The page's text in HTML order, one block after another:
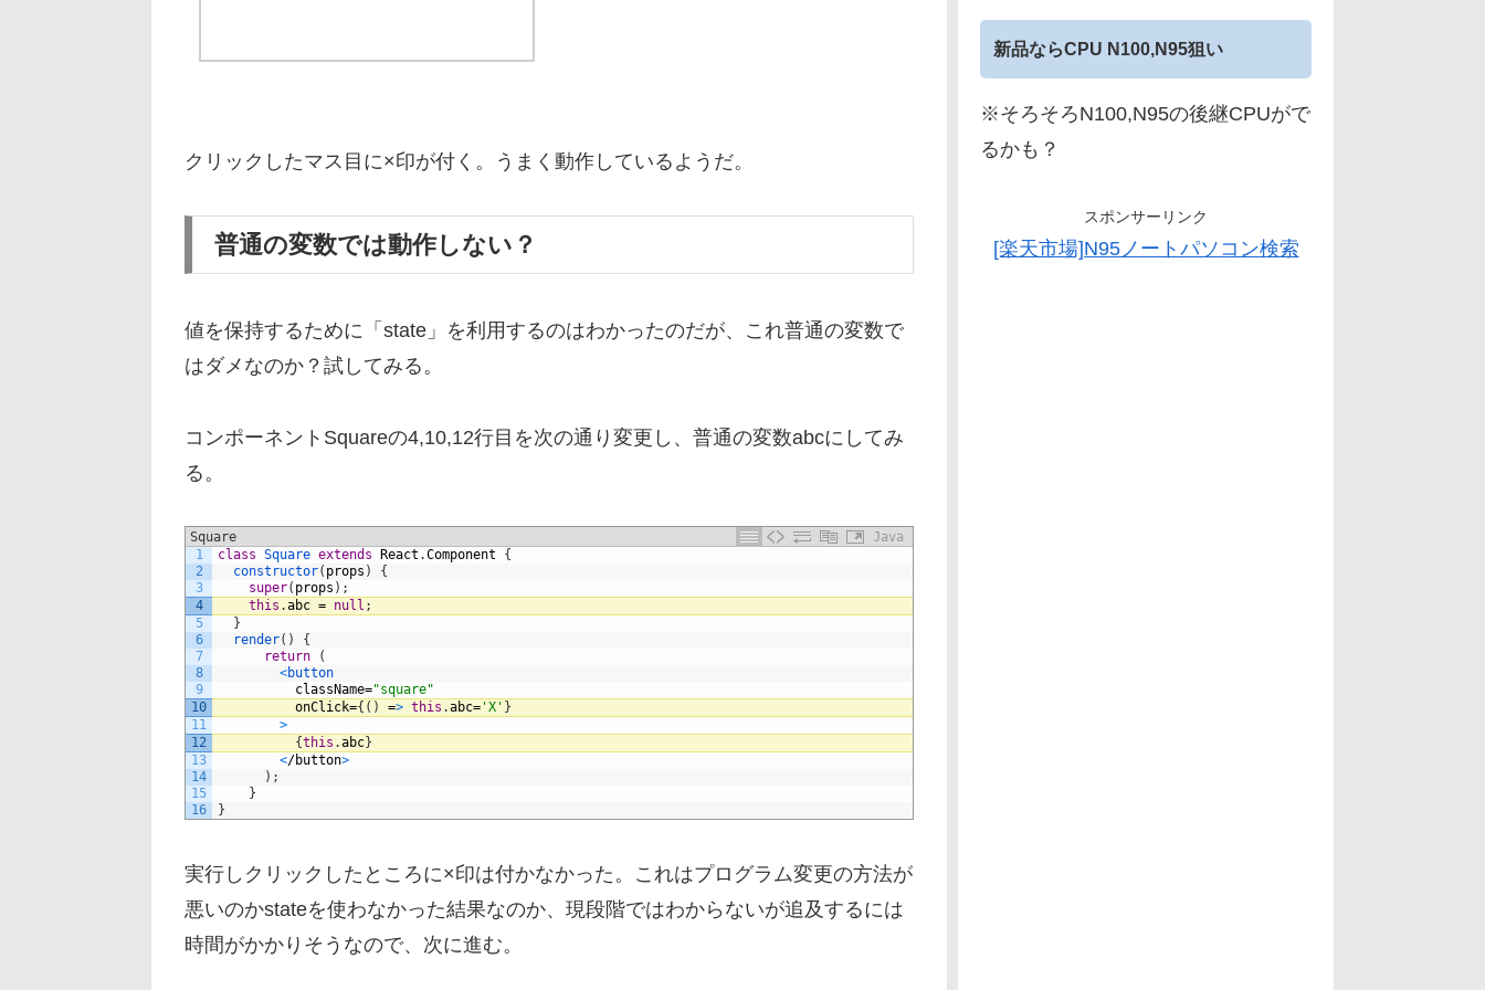
クリックしたマス目に×印が付く。うまく動作しているようだ。
普通の変数では動作しない？
値を保持するために「state」を利用するのはわかったのだが、これ普通の変数で
はダメなのか？試してみる。
コンポーネントSquareの4,10,12行目を次の通り変更し、普通の変数abcにしてみ
る。
Square
Java
1
2
3
4
5
6
7
8
9
10
11
12
13
14
15
16
class Square extends React .Component
{
constructor( props )
{
super( props ) ;
this .abc = null ;
}
render( )
{
return
(
<button
className="square"
onClick={ ( ) => this .abc= 'X' }
>
{this .abc}
</button>
) ;
}
}
実行しクリックしたところに×印は付かなかった。これはプログラム変更の方法が
悪いのかstateを使わなかった結果なのか、現段階ではわからないが追及するには
時間がかかりそうなので、次に進む。
新品ならCPU N100,N95狙い
※そろそろN100,N95の後継CPUがで
るかも？
スポンサーリンク
[楽天市場]N95ノートパソコン検索